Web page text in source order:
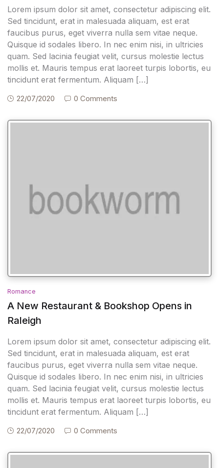
Lorem ipsum dolor sit amet, consectetur adipiscing elit.
Sed tincidunt, erat in malesuada aliquam, est erat
faucibus purus, eget viverra nulla sem vitae neque.
Quisque id sodales libero. In nec enim nisi, in ultricies
quam. Sed lacinia feugiat velit, cursus molestie lectus
mollis et. Mauris tempus erat laoreet turpis lobortis, eu
tincidunt erat fermentum. Aliquam […]
22/07/2020 0 Comments
Romance
A New Restaurant & Bookshop Opens in
Raleigh
Lorem ipsum dolor sit amet, consectetur adipiscing elit.
Sed tincidunt, erat in malesuada aliquam, est erat
faucibus purus, eget viverra nulla sem vitae neque.
Quisque id sodales libero. In nec enim nisi, in ultricies
quam. Sed lacinia feugiat velit, cursus molestie lectus
mollis et. Mauris tempus erat laoreet turpis lobortis, eu
tincidunt erat fermentum. Aliquam […]
22/07/2020 0 Comments